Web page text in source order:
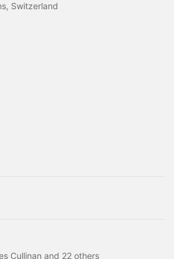
Switzerland
Cullinan and 22 others